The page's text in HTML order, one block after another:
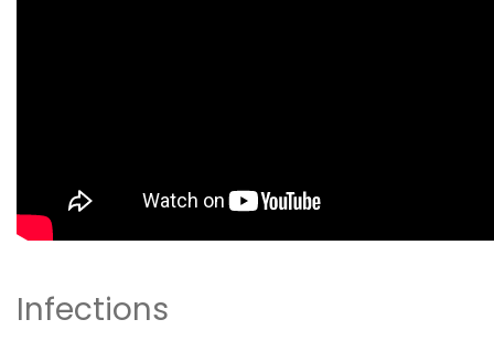
Infections